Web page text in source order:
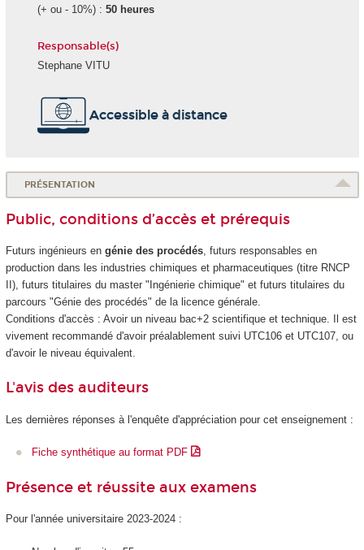
(+ ou - 10%) : 50 heures
Responsable(s)
Stephane VITU
Accessible à distance
PRÉSENTATION
Public, conditions d’accès et prérequis
Futurs ingénieurs en génie des procédés, futurs responsables en
production dans les industries chimiques et pharmaceutiques (titre RNCP
II), futurs titulaires du master "Ingénierie chimique" et futurs titulaires du
parcours "Génie des procédés" de la licence générale.
Conditions d'accès : Avoir un niveau bac+2 scientifique et technique. Il est
vivement recommandé d'avoir préalablement suivi UTC106 et UTC107, ou
d'avoir le niveau équivalent.
L'avis des auditeurs
Les dernières réponses à l'enquête d'appréciation pour cet enseignement :
Fiche synthétique au format PDF
Présence et réussite aux examens
Pour l'année universitaire 2023-2024 :